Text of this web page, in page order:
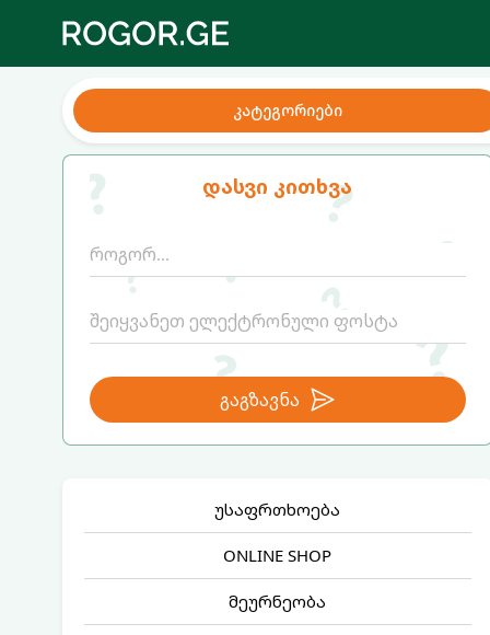
კატეგორიები
დასვი კითხვა
გაგზავნა
უსაფრთხოება
ONLINE SHOP
მეურნეობა